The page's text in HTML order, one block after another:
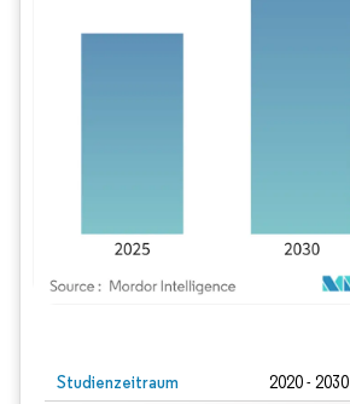
Studienzeitraum 2020 - 2030